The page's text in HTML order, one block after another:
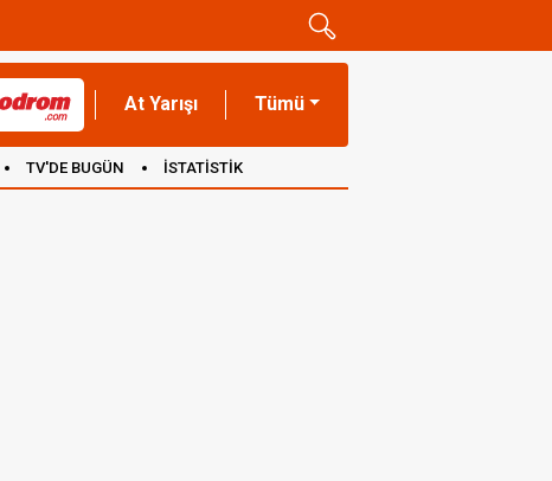
At Yarışı Tümü
TV'DE BUGÜN İSTATİSTİK